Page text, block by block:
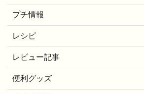
プチ情報
レシピ
レビュー記事
便利グッズ